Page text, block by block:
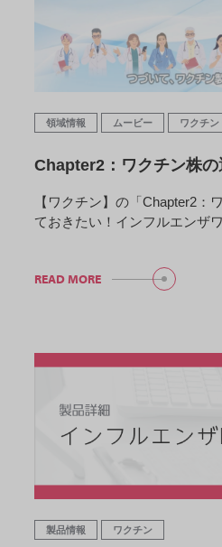
領域情報 ムービー ワクチン
Chapter2：ワクチン株の
【ワクチン】の「Chapter2：
ておきたい！インフルエンザ
READ MORE
製品情報 ワクチン